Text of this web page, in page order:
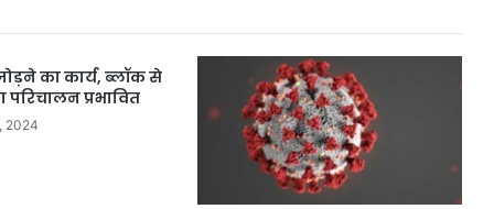
का कार्य, ब्लॉक से
प्रभावित
2024